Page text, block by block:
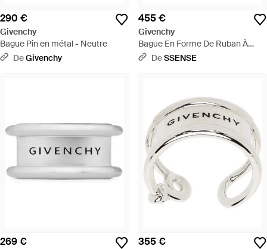
290 €
Givenchy
Bague Pin en métal - Neutre
DeGivenchy
455 €
Givenchy
Bague En Forme De Ruban À
Logo - Métallisé
DeSSENSE
269 € 355 €